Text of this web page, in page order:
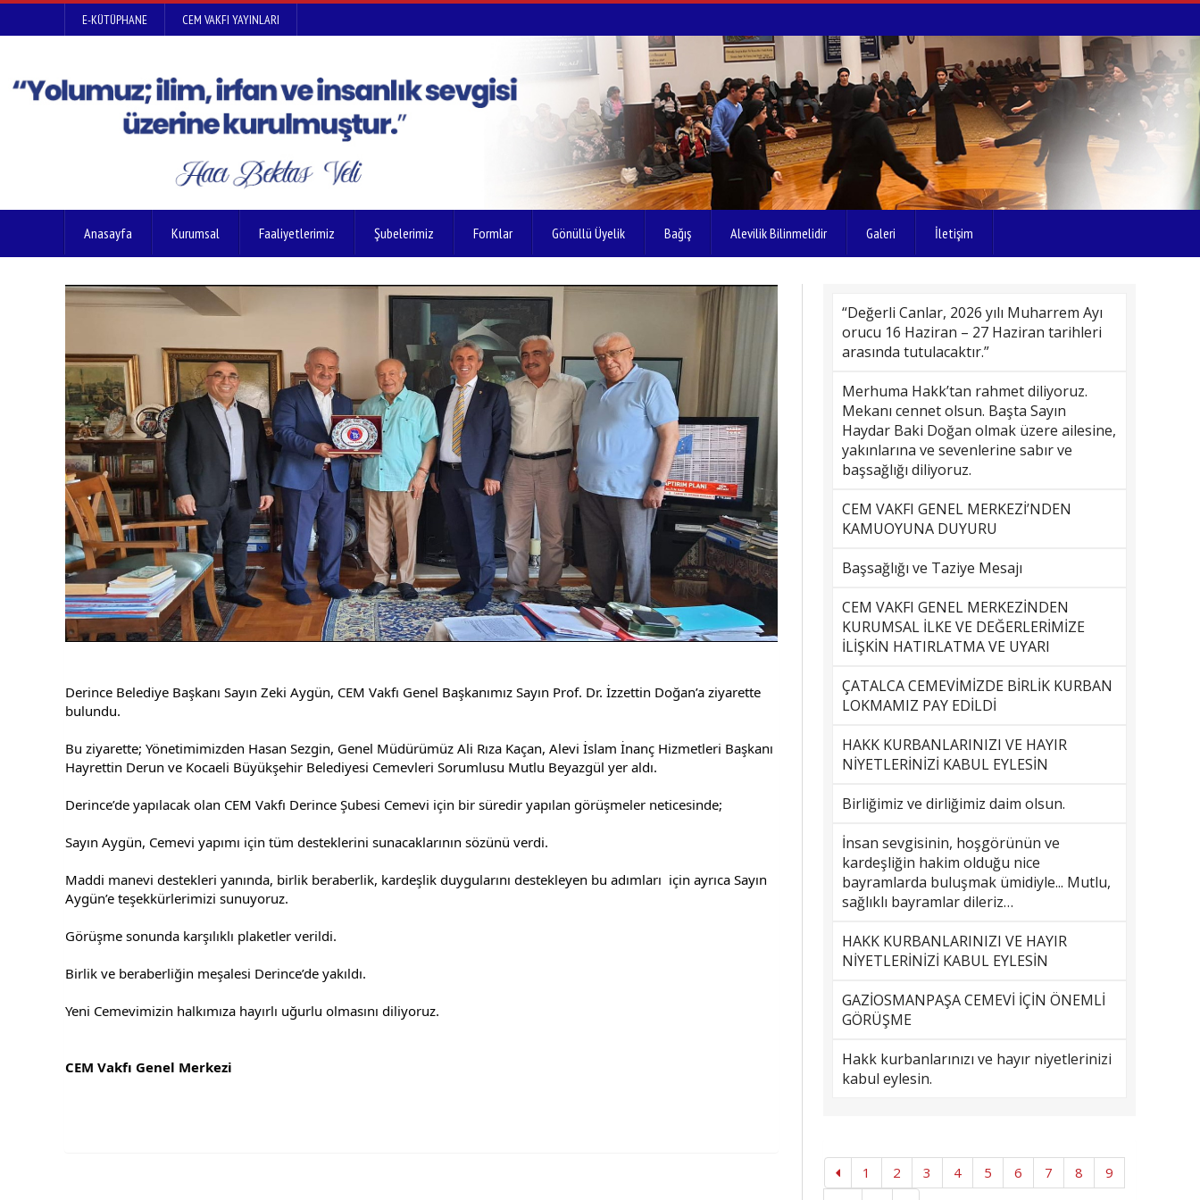
E-KÜTÜPHANE CEM VAKFI YAYINLARI
Anasayfa Kurumsal Faaliyetlerimiz Şubelerimiz Formlar Gönüllü Üyelik Bağış Alevilik Bilinmelidir Galeri İletişim
Derince Belediye Başkanı Sayın Zeki Aygün, CEM Vakfı Genel Başkanımız Sayın Prof. Dr. İzzettin Doğan’a ziyarette
bulundu.
Bu ziyarette; Yönetimimizden Hasan Sezgin, Genel Müdürümüz Ali Rıza Kaçan, Alevi İslam İnanç Hizmetleri Başkanı
Hayrettin Derun ve Kocaeli Büyükşehir Belediyesi Cemevleri Sorumlusu Mutlu Beyazgül yer aldı.
Derince’de yapılacak olan CEM Vakfı Derince Şubesi Cemevi için bir süredir yapılan görüşmeler neticesinde;
Sayın Aygün, Cemevi yapımı için tüm desteklerini sunacaklarının sözünü verdi.
Maddi manevi destekleri yanında, birlik beraberlik, kardeşlik duygularını destekleyen bu adımları  için ayrıca Sayın
Aygün’e teşekkürlerimizi sunuyoruz.
Görüşme sonunda karşılıklı plaketler verildi.
Birlik ve beraberliğin meşalesi Derince’de yakıldı.
Yeni Cemevimizin halkımıza hayırlı uğurlu olmasını diliyoruz.
CEM Vakfı Genel Merkezi
“Değerli Canlar, 2026 yılı Muharrem Ayı
orucu 16 Haziran – 27 Haziran tarihleri
arasında tutulacaktır.”
Merhuma Hakk’tan rahmet diliyoruz.
Mekanı cennet olsun. Başta Sayın
Haydar Baki Doğan olmak üzere ailesine,
yakınlarına ve sevenlerine sabır ve
başsağlığı diliyoruz.
CEM VAKFI GENEL MERKEZİ’NDEN
KAMUOYUNA DUYURU
Başsağlığı ve Taziye Mesajı
CEM VAKFI GENEL MERKEZİNDEN
KURUMSAL İLKE VE DEĞERLERİMİZE
İLİŞKİN HATIRLATMA VE UYARI
ÇATALCA CEMEVİMİZDE BİRLİK KURBAN
LOKMAMIZ PAY EDİLDİ
HAKK KURBANLARINIZI VE HAYIR
NİYETLERİNİZİ KABUL EYLESİN
Birliğimiz ve dirliğimiz daim olsun.
İnsan sevgisinin, hoşgörünün ve
kardeşliğin hakim olduğu nice
bayramlarda buluşmak ümidiyle... Mutlu,
sağlıklı bayramlar dileriz…
HAKK KURBANLARINIZI VE HAYIR
NİYETLERİNİZİ KABUL EYLESİN
GAZİOSMANPAŞA CEMEVİ İÇİN ÖNEMLİ
GÖRÜŞME
Hakk kurbanlarınızı ve hayır niyetlerinizi
kabul eylesin.
1 2 3 4 5 6 7 8
9